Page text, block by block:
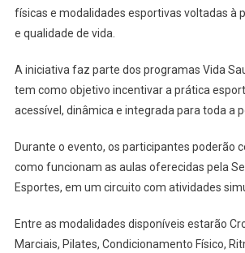
físicas e modalidades esportivas voltadas à
e qualidade de vida.
A iniciativa faz parte dos programas Vida
tem como objetivo incentivar a prática
acessível, dinâmica e integrada para toda a
Durante o evento, os participantes poderão
como funcionam as aulas oferecidas pela
Esportes, em um circuito com atividades
Entre as modalidades disponíveis estarão
Marciais, Pilates, Condicionamento Físico,